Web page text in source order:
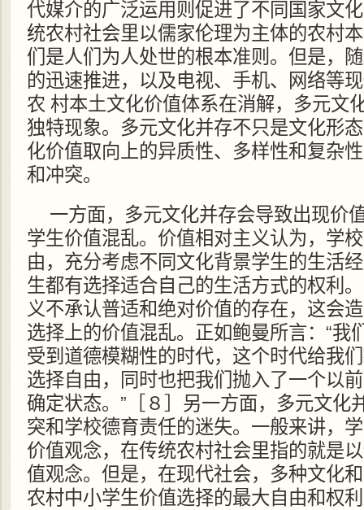
代媒介的广泛运用则促进了不同国家文
统农村社会里以儒家伦理为主体的农村
们是人们为人处世的根本准则。但是，
的迅速推进，以及电视、手机、网络等
农 村本土文化价值体系在消解，多元文
独特现象。多元文化并存不只是文化形
化价值取向上的异质性、多样性和复杂
和冲突。
一方面，多元文化并存会导致出现价
学生价值混乱。价值相对主义认为，学
由，充分考虑不同文化背景学生的生活
生都有选择适合自己的生活方式的权利
义不承认普适和绝对价值的存在，这会
选择上的价值混乱。正如鲍曼所言：“我
受到道德模糊性的时代，这个时代给我
选择自由，同时也把我们抛入了一个以
确定状态。”［８］另一方面，多元文化
突和学校德育责任的迷失。一般来讲，
价值观念，在传统农村社会里指的就是
值观念。但是，在现代社会，多种文化
农村中小学生价值选择的最大自由和权